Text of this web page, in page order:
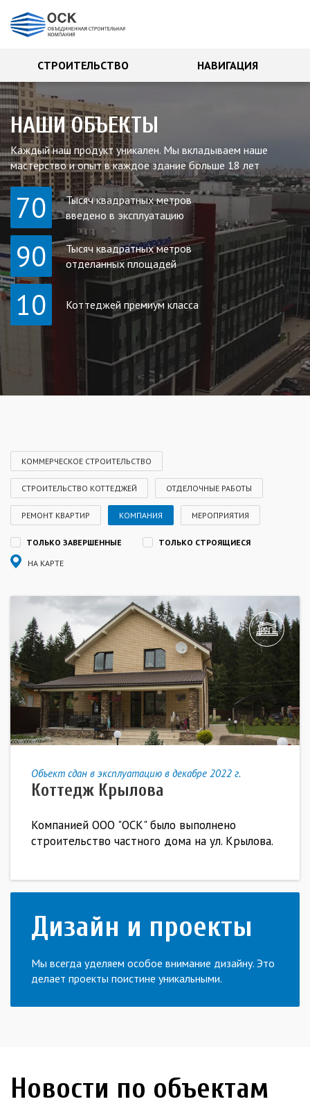
СТРОИТЕЛЬСТВО НАВИГАЦИЯ
НАШИ ОБЪЕКТЫ
Каждый наш продукт уникален. Мы вкладываем наше
мастерство и опыт в каждое здание больше 18 лет
70
Тысяч квадратных метров
введено в эксплуатацию
90
Тысяч квадратных метров
отделанных площадей
10 Коттеджей премиум класса
КОММЕРЧЕСКОЕ СТРОИТЕЛЬСТВО
СТРОИТЕЛЬСТВО КОТТЕДЖЕЙ ОТДЕЛОЧНЫЕ РАБОТЫ
РЕМОНТ КВАРТИР КОМПАНИЯ МЕРОПРИЯТИЯ
ТОЛЬКО ЗАВЕРШЕННЫЕ
ТОЛЬКО СТРОЯЩИЕСЯ
НА КАРТЕ
Объект сдан в эксплуатацию в декабре 2022 г.
Коттедж Крылова
Компанией ООО "ОСК" было выполнено
строительство частного дома на ул. Крылова.
Дизайн и проекты
Мы всегда уделяем особое внимание дизайну. Это
делает проекты поистине уникальными.
Новости по объектам